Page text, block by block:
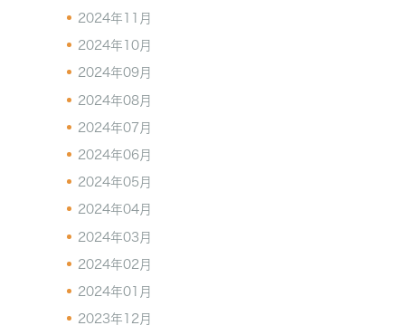
2024年11月
2024年10月
2024年09月
2024年08月
2024年07月
2024年06月
2024年05月
2024年04月
2024年03月
2024年02月
2024年01月
2023年12月